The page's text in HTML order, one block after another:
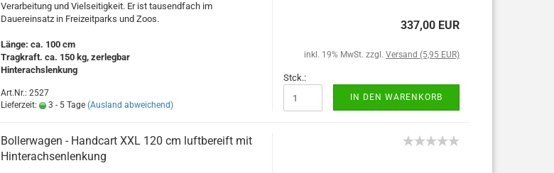
Verarbeitung und Vielseitigkeit. Er ist tausendfach im
Dauereinsatz in Freizeitparks und Zoos.
Länge: ca. 100 cm
Tragkraft. ca. 150 kg, zerlegbar
Hinterachslenkung
Art.Nr.: 2527
Lieferzeit:
3 - 5 Tage (Ausland abweichend)
337,00 EUR
inkl. 19% MwSt. zzgl. Versand (5,95 EUR)
Stck.:
IN DEN WARENKORB
Bollerwagen - Handcart XXL 120 cm luftbereift mit
Hinterachsenlenkung